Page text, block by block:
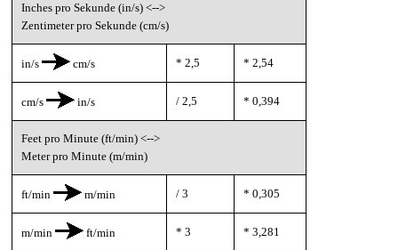
Inches pro Sekunde (in/s) <-->
Zentimeter pro Sekunde (cm/s)
in/s cm/s * 2,5 * 2,54
cm/s in/s / 2,5 * 0,394
Feet pro Minute (ft/min) <-->
Meter pro Minute (m/min)
ft/min m/min / 3 * 0,305
m/min ft/min * 3 * 3,281